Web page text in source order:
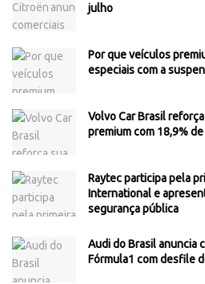
julho
Por que veículos
especiais com a
Volvo Car Brasil
premium com 18,9%
Raytec participa pela
International e
segurança pública
Audi do Brasil anuncia
Fórmula1 com desfile